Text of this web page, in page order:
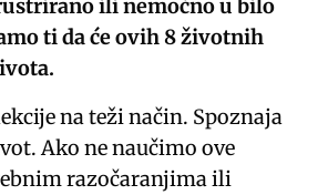
ili nemoćno u bilo
ti da će ovih 8 životnih
na teži način. Spoznaja
Ako ne naučimo ove
razočaranjima ili